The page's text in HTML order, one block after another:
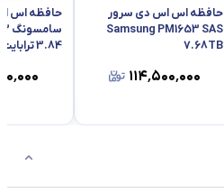
حافظه اس اس دی سرور
Samsung PM1653 SAS
7.68TB
۱۱۴٬۵۰۰٬۰۰۰
حافظه اس
3.84 ترابایت